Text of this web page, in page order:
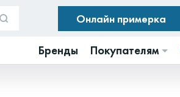
Онлайн примерка
Бренды Покупателям